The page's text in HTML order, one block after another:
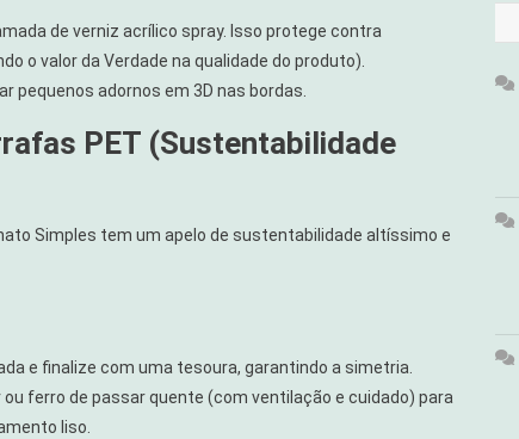
de verniz acrílico spray. Isso protege contra
o valor da Verdade na qualidade do produto).
pequenos adornos em 3D nas bordas.
PET (Sustentabilidade
Simples tem um apelo de sustentabilidade altíssimo e
e finalize com uma tesoura, garantindo a simetria.
ferro de passar quente (com ventilação e cuidado) para
liso.